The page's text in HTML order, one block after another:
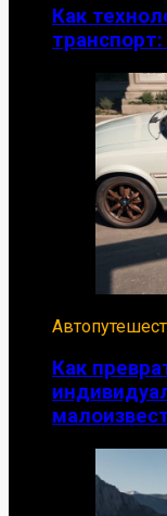
Как
Как